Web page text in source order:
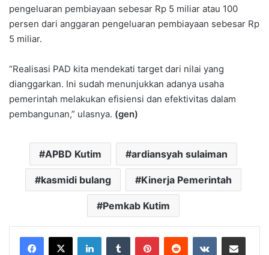
pengeluaran pembiayaan sebesar Rp 5 miliar atau 100
persen dari anggaran pengeluaran pembiayaan sebesar Rp
5 miliar.
“Realisasi PAD kita mendekati target dari nilai yang
dianggarkan. Ini sudah menunjukkan adanya usaha
pemerintah melakukan efisiensi dan efektivitas dalam
pembangunan,” ulasnya. (gen)
APBD Kutim ardiansyah sulaiman
kasmidi bulang Kinerja Pemerintah
Pemkab Kutim
LinkedInTumblr PinterestReddit VKontakteShare via Email